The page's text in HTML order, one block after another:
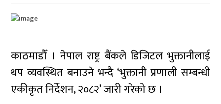
काठमाडौँ । नेपाल राष्ट्र बैंकले डिजिटल भुक्तानीलाई
थप व्यवस्थित बनाउने भन्दै ‘भुक्तानी प्रणाली सम्बन्धी
एकीकृत निर्देशन, २०८२’ जारी गरेको छ ।